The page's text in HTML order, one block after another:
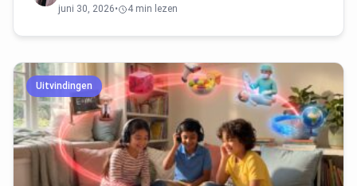
juni 30, 2026• 4 min lezen
Uitvindingen